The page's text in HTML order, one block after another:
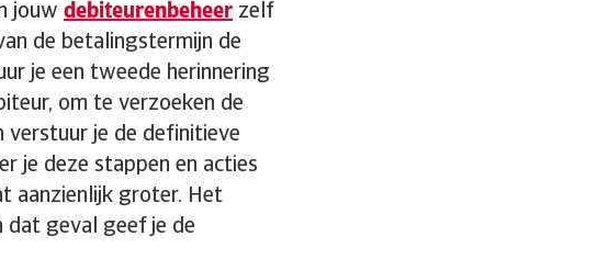
jouw debiteurenbeheer zelf
de betalingstermijn de
je een tweede herinnering
om te verzoeken de
je de definitieve
je deze stappen en acties
aanzienlijk groter. Het
geval geef je de